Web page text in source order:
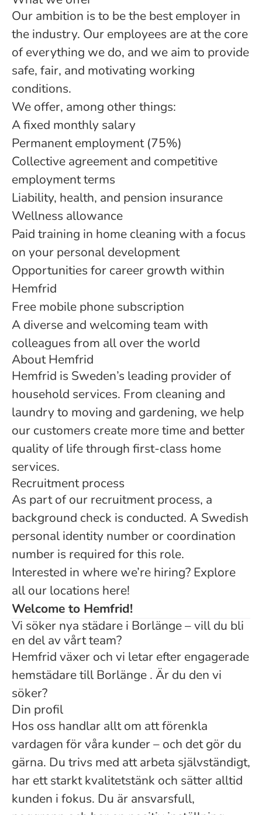
Our ambition is to be the best employer in
the industry. Our employees are at the core
of everything we do, and we aim to provide
safe, fair, and motivating working
conditions.
We offer, among other things:
A fixed monthly salary
Permanent employment (75%)
Collective agreement and competitive
employment terms
Liability, health, and pension insurance
Wellness allowance
Paid training in home cleaning with a focus
on your personal development
Opportunities for career growth within
Hemfrid
Free mobile phone subscription
A diverse and welcoming team with
colleagues from all over the world
About Hemfrid
Hemfrid is Sweden’s leading provider of
household services. From cleaning and
laundry to moving and gardening, we help
our customers create more time and better
quality of life through first-class home
services.
Recruitment process
As part of our recruitment process, a
background check is conducted. A Swedish
personal identity number or coordination
number is required for this role.
Interested in where we’re hiring? Explore
all our locations here!
Welcome to Hemfrid!
Vi söker nya städare i Borlänge – vill du bli
en del av vårt team?
Hemfrid växer och vi letar efter engagerade
hemstädare till Borlänge . Är du den vi
söker?
Din profil
Hos oss handlar allt om att förenkla
vardagen för våra kunder – och det gör du
gärna. Du trivs med att arbeta självständigt,
har ett starkt kvalitetstänk och sätter alltid
kunden i fokus. Du är ansvarsfull,